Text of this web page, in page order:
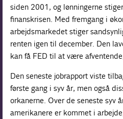
siden 2001, og lønningerne
finanskrisen. Med fremgang i
arbejdsmarkedet stiger
renten igen til december. Den
kan få FED til at være
Den seneste jobrapport viste
første gang i syv år, men også
orkanerne. Over de seneste syv
amerikanere er kommet i